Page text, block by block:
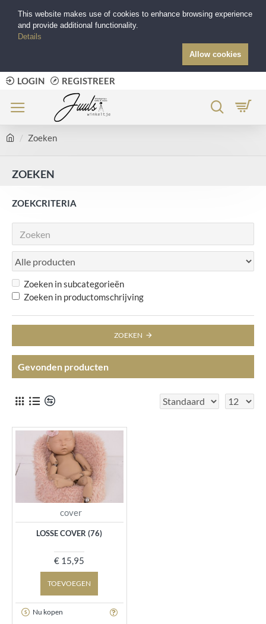
LOGIN REGISTREER
Zoeken
ZOEKEN
ZOEKCRITERIA
Zoeken in subcategorieën
Zoeken in productomschrijving
ZOEKEN
Gevonden producten
cover
LOSSE COVER (76)
€ 15,95
TOEVOEGEN
Nu kopen
This website makes use of cookies to enhance browsing experience
and provide additional functionality.
Details
Allow cookies